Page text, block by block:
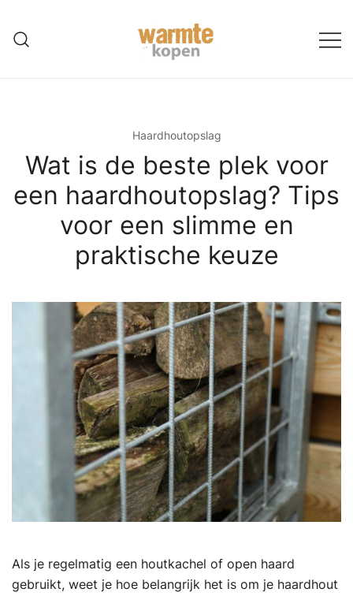
naar
Haardhoutopslag
Wat is de beste plek voor
een haardhoutopslag? Tips
voor een slimme en
praktische keuze
Als je regelmatig een houtkachel of open haard
gebruikt, weet je hoe belangrijk het is om je haardhout